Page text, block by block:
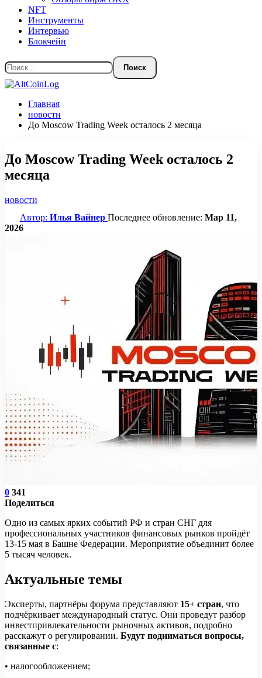
NFT
Инструменты
Интервью
Блокчейн
Главная
новости
До Moscow Trading Week осталось 2 месяца
До Moscow Trading Week осталось 2
месяца
новости
Автор: Илья Вайнер Последнее обновление: Мар 11,
2026
0 341
Поделиться
Одно из самых ярких событий РФ и стран СНГ для
профессиональных участников финансовых рынков пройдёт
13-15 мая в Башне Федерации. Мероприятие объединит более
5 тысяч человек.
Актуальные темы
Эксперты, партнёры форума представляют 15+ стран, что
подчёркивает международный статус. Они проведут разбор
инвестпривлекательности рыночных активов, подробно
расскажут о регулировании. Будут подниматься вопросы,
связанные с:
• налогообложением;